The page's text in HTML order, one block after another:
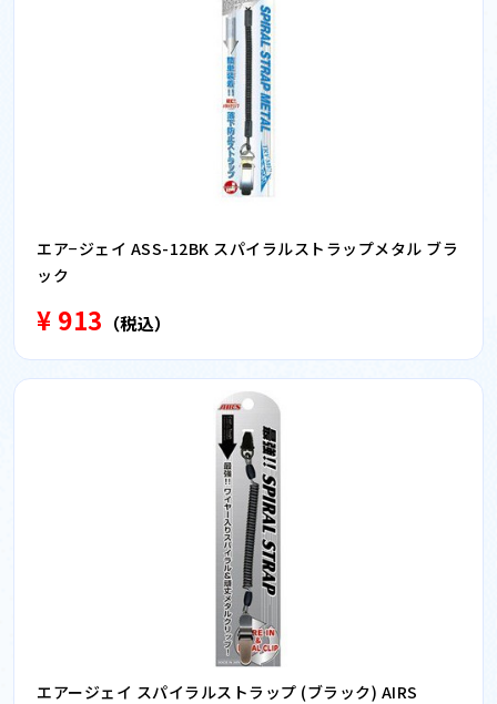
エア−ジェイ ASS-12BK スパイラルストラップメタル ブラ
ック
¥ 913 （税込）
エアージェイ スパイラルストラップ (ブラック) AIRS